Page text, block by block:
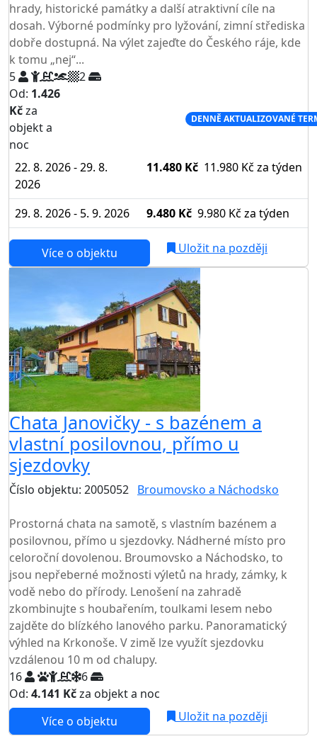
hrady, historické památky a další atraktivní cíle na
dosah. Výborné podmínky pro lyžování, zimní střediska
dobře dostupná. Na výlet zajeďte do Českého ráje, kde
k tomu „nej“...
5
2
Od: 1.426
Kčza
objekt a
noc
DENNĚ AKTUALIZOVANÉ
22. 8. 2026 - 29. 8.
2026
11.480 Kč 11.980 Kč za týden
29. 8. 2026 - 5. 9. 2026 9.480 Kč 9.980 Kč za týden
Více o objektu Uložit na později
Chata Janovičky - s bazénem a
vlastní posilovnou, přímo u
sjezdovky
Číslo objektu: 2005052 Broumovsko a Náchodsko
Prostorná chata na samotě, s vlastním bazénem a
posilovnou, přímo u sjezdovky. Nádherné místo pro
celoroční dovolenou. Broumovsko a Náchodsko, to
jsou nepřeberné možnosti výletů na hrady, zámky, k
vodě nebo do přírody. Lenošení na zahradě
zkombinujte s houbařením, toulkami lesem nebo
zajděte do blízkého lanového parku. Panoramatický
výhled na Krkonoše. V zimě lze využít sjezdovku
vzdálenou 10 m od chalupy.
16
6
Od: 4.141 Kčza objekt a noc
Více o objektu Uložit na později